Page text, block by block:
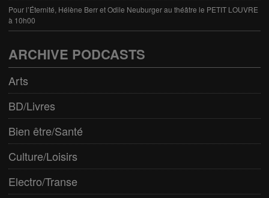
Pour l’Éternité, Hélène Berr et Odile Neuburger au théâtre le PETIT LOUVRE
à 10h00
ARCHIVE PODCASTS
Arts
BD/Livres
Bien être/Santé
Culture/Loisirs
Electro/Transe